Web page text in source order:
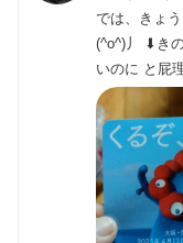
では、きょ
(^o^)丿 ⬇き
いのに と屁